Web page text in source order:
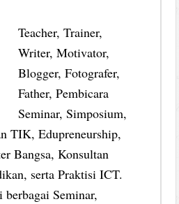
Teacher, Trainer,
Writer, Motivator,
Blogger, Fotografer,
Father, Pembicara
Seminar, Simposium,
TIK, Edupreneurship,
Bangsa, Konsultan
serta Praktisi ICT.
Seminar,